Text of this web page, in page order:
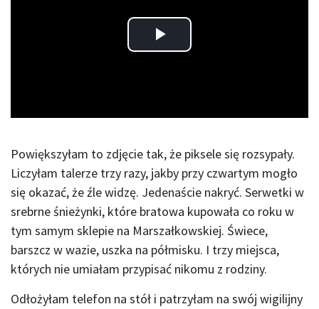
Play
Powiększyłam to zdjęcie tak, że piksele się rozsypały.
Liczyłam talerze trzy razy, jakby przy czwartym mogło
się okazać, że źle widzę. Jedenaście nakryć. Serwetki w
srebrne śnieżynki, które bratowa kupowała co roku w
tym samym sklepie na Marszałkowskiej. Świece,
barszcz w wazie, uszka na półmisku. I trzy miejsca,
których nie umiałam przypisać nikomu z rodziny.
Odłożyłam telefon na stół i patrzyłam na swój wigilijny